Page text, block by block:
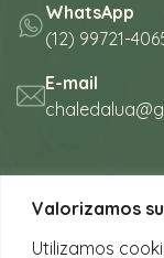
Valorizamos
Utilizamos
WhatsApp
(12) 99721-
E-mail
Seu refúgio
na bela